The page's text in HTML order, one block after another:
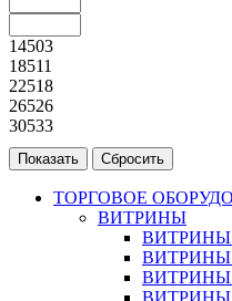
14503
18511
22518
26526
30533
ТОРГОВОЕ
ВИТРИНЫ
ВИТРИНЫ